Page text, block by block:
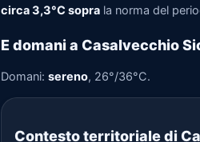
circa 3,3°C sopra la norma del
E domani a Casalvecchio
Domani: sereno, 26°/36°C.
Contesto territoriale di